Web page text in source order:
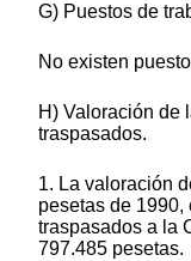
G) Puestos de
No existen
H) Valoración de
traspasados.
1. La valoración
pesetas de
traspasados a la
797.485 pesetas.